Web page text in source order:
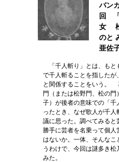
バン
回 「
女 松
のと
亜佐子
「千人斬り」とは、もと
で千人斬ることを指した
と関係することをいう。
門（または松野門、松の
子）が後者の意味での「千
ったとき、なぜ歌人が千
議に思った。調べてみると
勝手に芸者を名乗って個
はないか。一体、そんな
うわけで、今回は謎多き
みた。